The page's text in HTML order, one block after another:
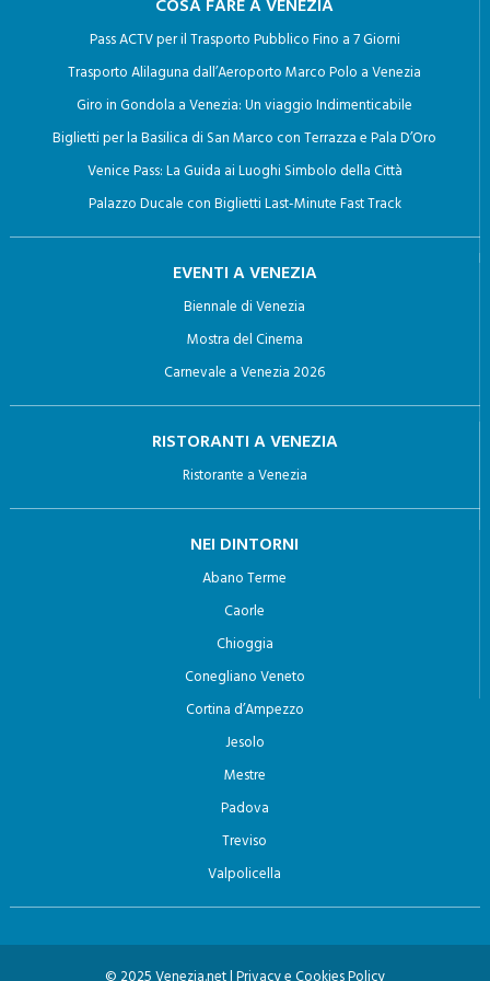
riguarda il loro contenuto, di coloro ai quali i dati sono
stati comunicati o diffusi, eccettuato il caso in cui tale
adempimento si rivela impossibile o comporta un
impiego di mezzi manifestamente sproporzionato rispetto
4. L’interessato ha diritto di opporsi, in tutto o in parte:
a) per motivi legittimi al trattamento dei dati personali che
lo riguardano, ancorché pertinenti allo scopo della
b) al trattamento di dati personali che lo riguardano a fini
di invio di materiale pubblicitario o di vendita diretta o per
il compimento di ricerche di mercato o di comunicazione
COSA FARE A VENEZIA
Pass ACTV per il Trasporto Pubblico Fino a 7 Giorni
Trasporto Alilaguna dall’Aeroporto Marco Polo a Venezia
Giro in Gondola a Venezia: Un viaggio Indimenticabile
Biglietti per la Basilica di San Marco con Terrazza e Pala D’Oro
Venice Pass: La Guida ai Luoghi Simbolo della Città
Palazzo Ducale con Biglietti Last-Minute Fast Track
EVENTI A VENEZIA
Biennale di Venezia
Mostra del Cinema
Carnevale a Venezia 2026
RISTORANTI A VENEZIA
Ristorante a Venezia
NEI DINTORNI
Abano Terme
Caorle
Chioggia
Conegliano Veneto
Cortina d’Ampezzo
Jesolo
Mestre
Padova
Treviso
Valpolicella